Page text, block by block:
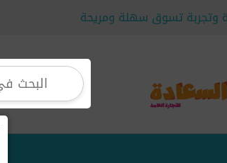
وتجربة تسوق سهلة ومريحة